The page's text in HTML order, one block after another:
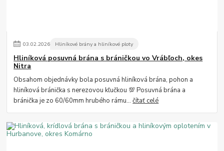
03.02.2026 Hliníkové brány a hliníkové ploty
Hliníková posuvná brána s bráničkou vo Vrábľoch, okes
Nitra
Obsahom objednávky bola posuvná hliníková brána, pohon a
hliníková bránička s nerezovou kľučkou 💯 Posuvná brána a
bránička je zo 60/60mm hrubého rámu...čítať celé